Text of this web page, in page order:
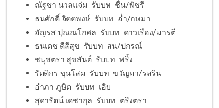
ณัฐชา นวลแจ่ม รับบท ชื่น/พัชรี
ธนศักดิ์ จิตตพงษ์ รับบท อ่ำ/กษมา
อัญรส ปุณณโกศล รับบท ดาวเรือง/มารตี
ธนเดช ดีสีสุข รับบท สน/ปกรณ์
ชนุชตรา สุขสันต์ รับบท พริ้ง
รัตติกร ขุนโสม รับบท ขวัญตา/รสริน
อำภา ภูษิต รับบท เอิบ
สุดารัตน์ เดชากุล รับบท ตรึงตรา